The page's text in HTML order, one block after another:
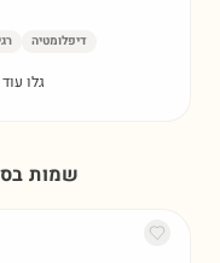
דיפלומטיה
גלו
שמות